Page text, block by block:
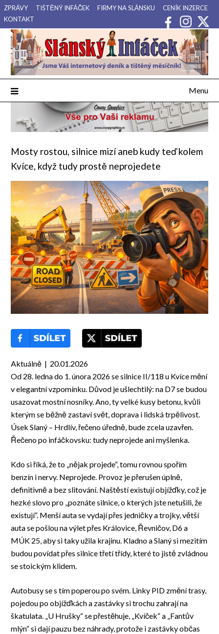
Přejdi
na
obsah
ZPRÁVY TIŠTĚNÝ INFÁČEK FIRMY NA SLÁNSKU
CENÍK INZERCE
KONTAKT
Slánský Infáček
Váš internetový deník a tištěný měsíčník pro Slánsko, Kladensko
a Lounsko.
Menu
Mosty rostou, silnice mizí aneb kudy teď kolem
Kvíce, když tudy prostě neprojedete
Aktuálně | 20.01.2026
Od 28. ledna do 1. února 2026 se silnice II/118 u Kvíce mění
v elegantní vzpomínku. Důvod je ušlechtilý: na D7 se budou
usazovat mostní nosníky. Ano, ty velké kusy betonu, kvůli
kterým se běžně zastaví svět, doprava i lidská trpělivost.
Úsek Slaný – Hrdlív, řečeno úředně, bude zcela uzavřen.
Řečeno po infáčkovsku: tudy neprojede ani myšlenka.
Kdo si říká, že to „nějak projede“, tomu rovnou spořím
benzín i nervy. Neprojede. Provoz je přerušen úplně,
definitivně a bez slitování. Naštěstí existují objížďky, což je
hezké slovo pro „poznáte silnice, o kterých jste netušili, že
existují“. Menší auta se vydají přes jedničky a trojky, větší
auta se pošlou na výlet přes Královice, Řevničov, D6 a
MÚK 25, aby si taky užila krajinu. Kladno a Slaný si mezitím
budou povídat přes silnice třetí třídy, které to jistě zvládnou
se stoickým klidem.
Autobusy se s tím poperou po svém. Linky PID změní trasy,
pojedou po objížďkách a zastávky si trochu zahrají na
škatulata. „U Hrušky“ se přestěhuje, „Kvíček“ a „Fantův
mlýn“ si dají pauzu bez náhrady, protože i zastávky občas